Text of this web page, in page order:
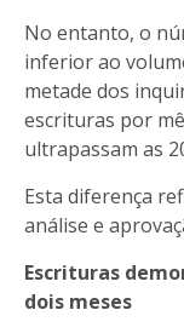
No entanto, o
inferior ao
metade dos
escrituras por
ultrapassam as
Esta diferença
análise e
Escrituras
dois meses